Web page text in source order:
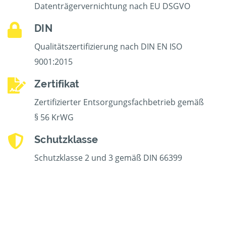
Datenträgervernichtung nach EU DSGVO
DIN
Qualitätszertifizierung nach DIN EN ISO
9001:2015
Zertifikat
Zertifizierter Entsorgungsfachbetrieb gemäß
§ 56 KrWG
Schutzklasse
Schutzklasse 2 und 3 gemäß DIN 66399